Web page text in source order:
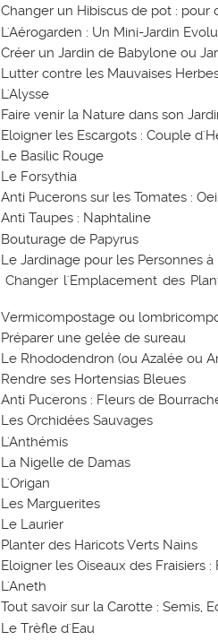
Changer un Hibiscus de pot : pour
L'Aérogarden : Un Mini-Jardin
Créer un Jardin de Babylone ou
Lutter contre les Mauvaises
L'Alysse
Faire venir la Nature dans son
Eloigner les Escargots : Couple
Le Basilic Rouge
Le Forsythia
Anti Pucerons sur les Tomates :
Anti Taupes : Naphtaline
Bouturage de Papyrus
Le Jardinage pour les Personnes
Changer l'Emplacement des
Vermicompostage ou
Préparer une gelée de sureau
Le Rhododendron (ou Azalée ou
Rendre ses Hortensias Bleues
Anti Pucerons : Fleurs de
Les Orchidées Sauvages
L'Anthémis
La Nigelle de Damas
L'Origan
Les Marguerites
Le Laurier
Planter des Haricots Verts Nains
Eloigner les Oiseaux des Fraisiers :
L'Aneth
Tout savoir sur la Carotte : Semis,
Le Trèfle d'Eau